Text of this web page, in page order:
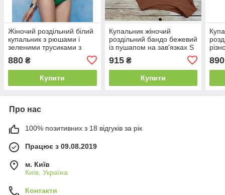
Жіночий роздільний білий
купальник з рюшами і
зеленими трусиками з
880 ₴
Купити
Купальник жіночий
роздільний бандо бежевий
із пушапом на зав'язках S
915₴
Купити
890
Про нас
100% позитивних з 18 відгуків за рік
Працює з 09.08.2019
м. Київ
Київ, Україна
Контакти